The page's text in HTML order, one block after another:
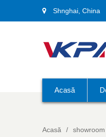
Shnghai, China
Acasă
Acasă showroom